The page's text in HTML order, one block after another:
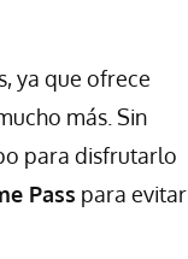
ya que ofrece
más. Sin
para disfrutarlo
Pass para evitar